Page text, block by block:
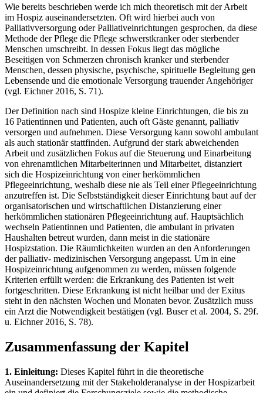
Wie bereits beschrieben werde ich mich theoretisch mit der Arbeit
im Hospiz auseinandersetzten. Oft wird hierbei auch von
Palliativversorgung oder Palliativeinrichtungen gesprochen, da diese
Methode der Pflege die Pflege schwerstkranker oder sterbender
Menschen umschreibt. In dessen Fokus liegt das mögliche
Beseitigen von Schmerzen chronisch kranker und sterbender
Menschen, dessen physische, psychische, spirituelle Begleitung gen
Lebensende und die emotionale Versorgung trauender Angehöriger
(vgl. Eichner 2016, S. 71).
Der Definition nach sind Hospize kleine Einrichtungen, die bis zu
16 Patientinnen und Patienten, auch oft Gäste genannt, palliativ
versorgen und aufnehmen. Diese Versorgung kann sowohl ambulant
als auch stationär stattfinden. Aufgrund der stark abweichenden
Arbeit und zusätzlichen Fokus auf die Steuerung und Einarbeitung
von ehrenamtlichen Mitarbeiterinnen und Mitarbeitet, distanziert
sich die Hospizeinrichtung von einer herkömmlichen
Pflegeeinrichtung, weshalb diese nie als Teil einer Pflegeeinrichtung
anzutreffen ist. Die Selbstständigkeit dieser Einrichtung baut auf der
organisatorischen und wirtschaftlichen Distanzierung einer
herkömmlichen stationären Pflegeeinrichtung auf. Hauptsächlich
wechseln Patientinnen und Patienten, die ambulant in privaten
Haushalten betreut wurden, dann meist in die stationäre
Hospizstation. Die Räumlichkeiten wurden an den Anforderungen
der palliativ- medizinischen Versorgung angepasst. Um in eine
Hospizeinrichtung aufgenommen zu werden, müssen folgende
Kriterien erfüllt werden: die Erkrankung des Patienten ist weit
fortgeschritten. Diese Erkrankung ist nicht heilbar und der Exitus
steht in den nächsten Wochen und Monaten bevor. Zusätzlich muss
ein Arzt die Notwendigkeit bestätigen (vgl. Buser et al. 2004, S. 29f.
u. Eichner 2016, S. 78).
Zusammenfassung der Kapitel
1. Einleitung: Dieses Kapitel führt in die theoretische
Auseinandersetzung mit der Stakeholderanalyse in der Hospizarbeit